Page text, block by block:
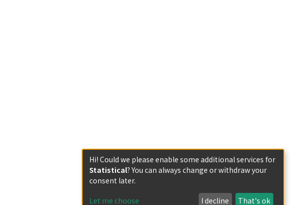
Hi! Could we please enable some additional services for
Statistical? You can always change or withdraw your
consent later.
Let me choose I decline That's ok